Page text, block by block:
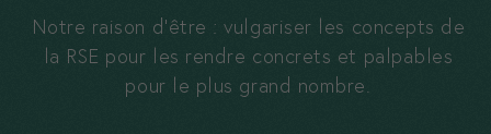
Notre raison d’être : vulgariser les concepts de
la RSE pour les rendre concrets et palpables
pour le plus grand nombre.